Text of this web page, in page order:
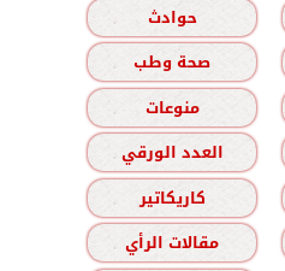
حوادث
صحة وطب
منوعات
العدد الورقي
كاريكاتير
مقالات الرأي